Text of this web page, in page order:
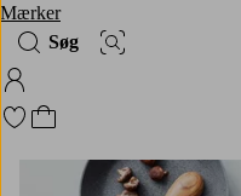
Mærker
Søg
Billedsøgning
Log ind på Homeroom
Gå til favoritmarkerede
Gå til indkøbskurven